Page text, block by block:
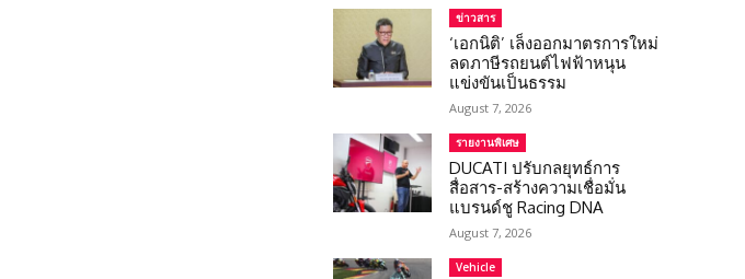
ข่าวสาร
‘เอกนิติ’ เล็งออกมาตรการใหม่
ลดภาษีรถยนต์ไฟฟ้าหนุน
แข่งขันเป็นธรรม
August 7, 2026
รายงานพิเศษ
DUCATI ปรับกลยุทธ์การ
สื่อสาร-สร้างความเชื่อมั่น
แบรนด์ชู Racing DNA
August 7, 2026
Vehicle